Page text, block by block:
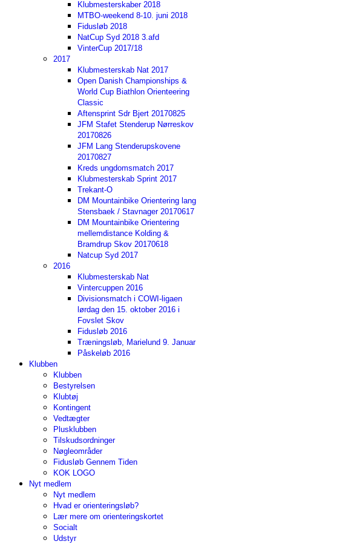
Klubmesterskaber 2018
MTBO-weekend 8-10. juni 2018
Fidusløb 2018
NatCup Syd 2018 3.afd
VinterCup 2017/18
2017
Klubmesterskab Nat 2017
Open Danish Championships &
World Cup Biathlon Orienteering
Classic
Aftensprint Sdr Bjert 20170825
JFM Stafet Stenderup Nørreskov
20170826
JFM Lang Stenderupskovene
20170827
Kreds ungdomsmatch 2017
Klubmesterskab Sprint 2017
Trekant-O
DM Mountainbike Orientering lang
Stensbaek / Stavnager 20170617
DM Mountainbike Orientering
mellemdistance Kolding &
Bramdrup Skov 20170618
Natcup Syd 2017
2016
Klubmesterskab Nat
Vintercuppen 2016
Divisionsmatch i COWI-ligaen
lørdag den 15. oktober 2016 i
Fovslet Skov
Fidusløb 2016
Træningsløb, Marielund 9. Januar
Påskeløb 2016
Klubben
Klubben
Bestyrelsen
Klubtøj
Kontingent
Vedtægter
Plusklubben
Tilskudsordninger
Nøgleområder
Fidusløb Gennem Tiden
KOK LOGO
Nyt medlem
Nyt medlem
Hvad er orienteringsløb?
Lær mere om orienteringskortet
Socialt
Udstyr